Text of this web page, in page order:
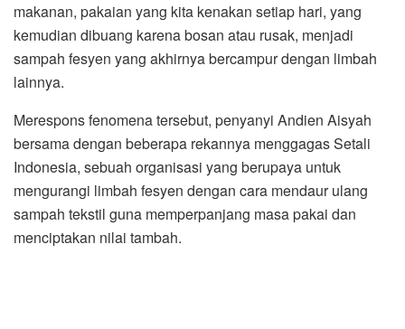
makanan, pakaian yang kita kenakan setiap hari, yang
kemudian dibuang karena bosan atau rusak, menjadi
sampah fesyen yang akhirnya bercampur dengan limbah
lainnya.
Merespons fenomena tersebut, penyanyi Andien Aisyah
bersama dengan beberapa rekannya menggagas Setali
Indonesia, sebuah organisasi yang berupaya untuk
mengurangi limbah fesyen dengan cara mendaur ulang
sampah tekstil guna memperpanjang masa pakai dan
menciptakan nilai tambah.